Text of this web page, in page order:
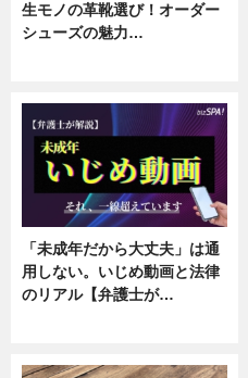
生モノの革靴選び！オーダー
シューズの魅力…
「未成年だから大丈夫」は通
用しない。いじめ動画と法律
のリアル【弁護士が…